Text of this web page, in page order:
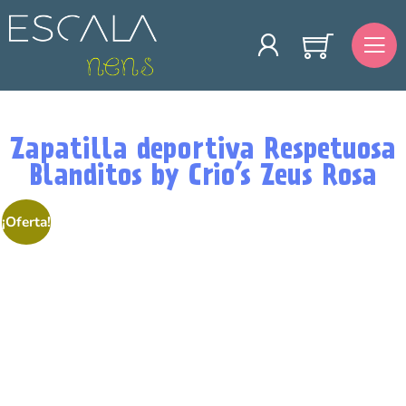
Zapatilla deportiva Respetuosa
Blanditos by Crio’s Zeus Rosa
¡Oferta!